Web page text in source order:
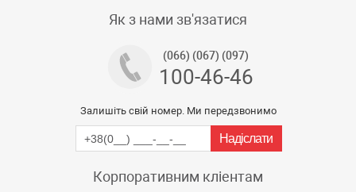
Як з нами зв'язатися
(066) (067) (097)
100-46-46
Залишіть свій номер. Ми передзвонимо
Корпоративним кліентам